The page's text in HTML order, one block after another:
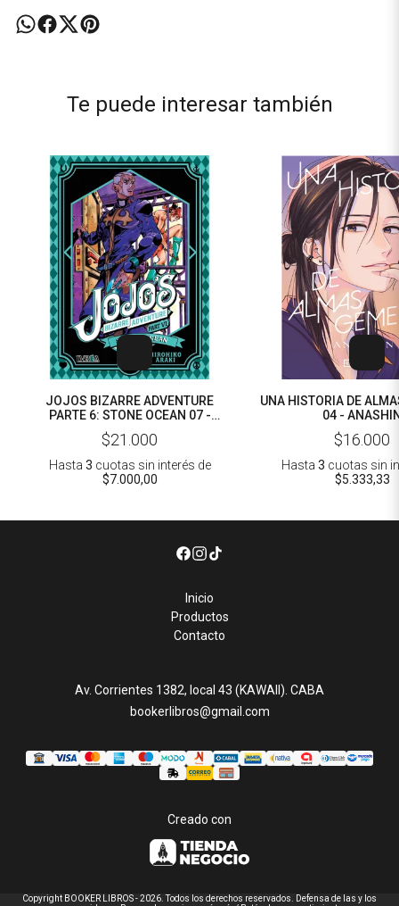
Te puede interesar también
JOJOS BIZARRE ADVENTURE
PARTE 6: STONE OCEAN 07 -
HIROHIKO ARAKI
$21.000
Hasta 3 cuotas sin interés de
$7.000,00
UNA HISTORIA DE
04 -
$16.000
Hasta 3 cuotas sin
$5.333,33
Inicio
Productos
Contacto
Av. Corrientes 1382, local 43 (KAWAII). CABA
bookerlibros@gmail.com
Creado con
Copyright BOOKER LIBROS - 2026. Todos los derechos reservados. Defensa de las y los